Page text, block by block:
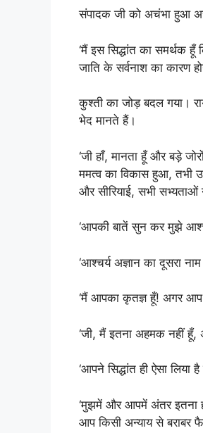
संपादक जी को अचंभा हुआ
‘मैं इस सिद्धांत का समर्थक
जाति के सर्वनाश का कारण
कुश्ती का जोड़ बदल गया।
भेद मानते हैं।
‘जी हाँ, मानता हूँ और बड़े
ममत्व का विकास हुआ, तभी
और सीरियाई, सभी
‘आपकी बातें सुन कर मुझे
‘आश्चर्य अज्ञान का दूसरा
‘मैं आपका कृतज्ञ हूँ! अगर
‘जी, मैं इतना अहमक नहीं हूँ,
‘आपने सिद्धांत ही ऐसा
‘मुझमें और आपमें अंतर इतना
आप किसी अन्याय से बराबर